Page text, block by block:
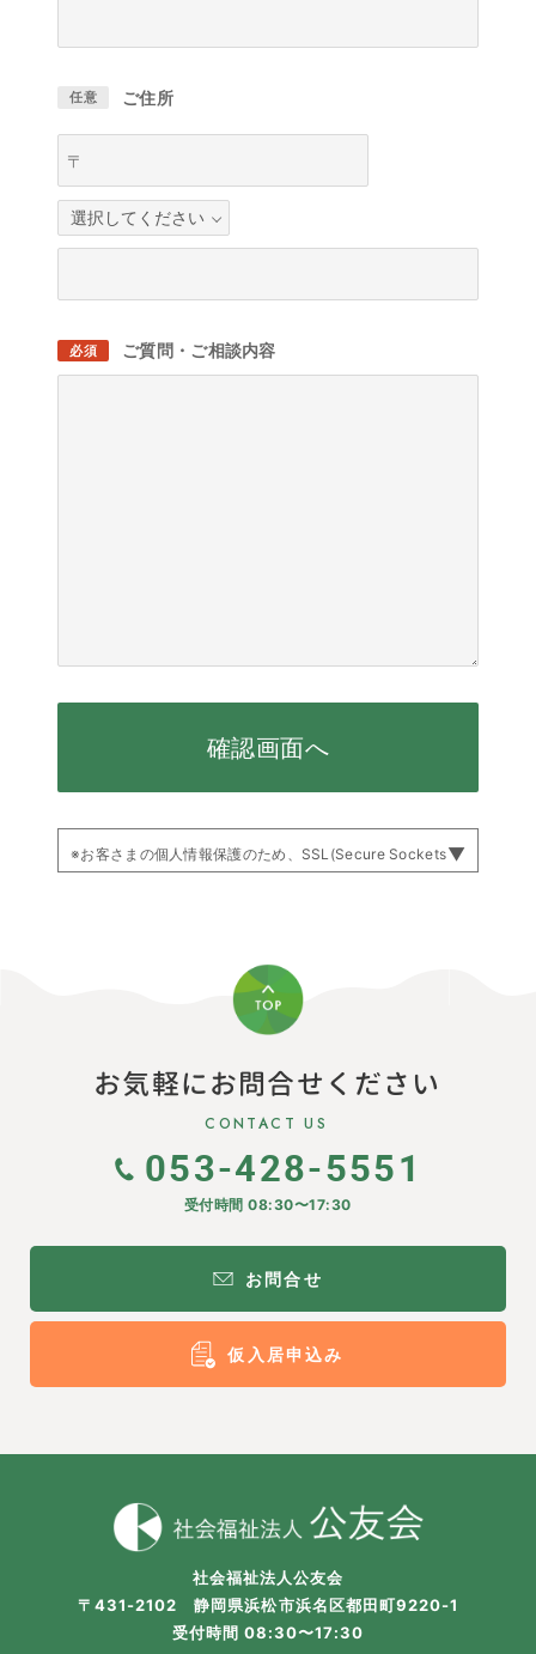
任意 ご住所
〒
必須 ご質問・ご相談内容
確認画面へ
※お客さまの個人情報保護のため、SSL(Secure Sockets
(URL //secure.websapo.jp/inquery/)に遷移いたしま
常な動作のためご安心ください。
※ SSL(Secure Sockets Layer protocol)とは？
洩を防ぐための暗号化技術のことです。
れて送信されますのでセキュリティが向上します。
お気軽にお問合せください
CONTACT US
053-428-5551
受付時間 08:30〜17:30
お問合せ
仮入居申込み
社会福祉法人公友会
〒431-2102 静岡県浜松市浜名区都田町9220-1
受付時間 08:30〜17:30